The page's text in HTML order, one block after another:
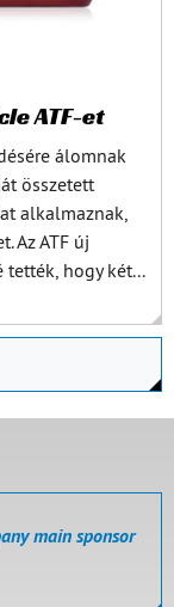
ATF-et
álomnak
összetett
alkalmaznak,
Az ATF új
hogy két...
main sponsor